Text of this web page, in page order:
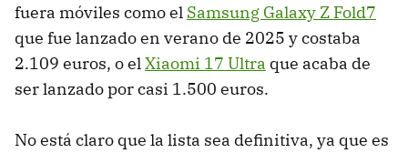
fuera móviles como el Samsung Galaxy Z Fold7
que fue lanzado en verano de 2025 y costaba
2.109 euros, o elXiaomi 17 Ultra que acaba de
ser lanzado por casi 1.500 euros.
No está claro que la lista sea definitiva, ya que es